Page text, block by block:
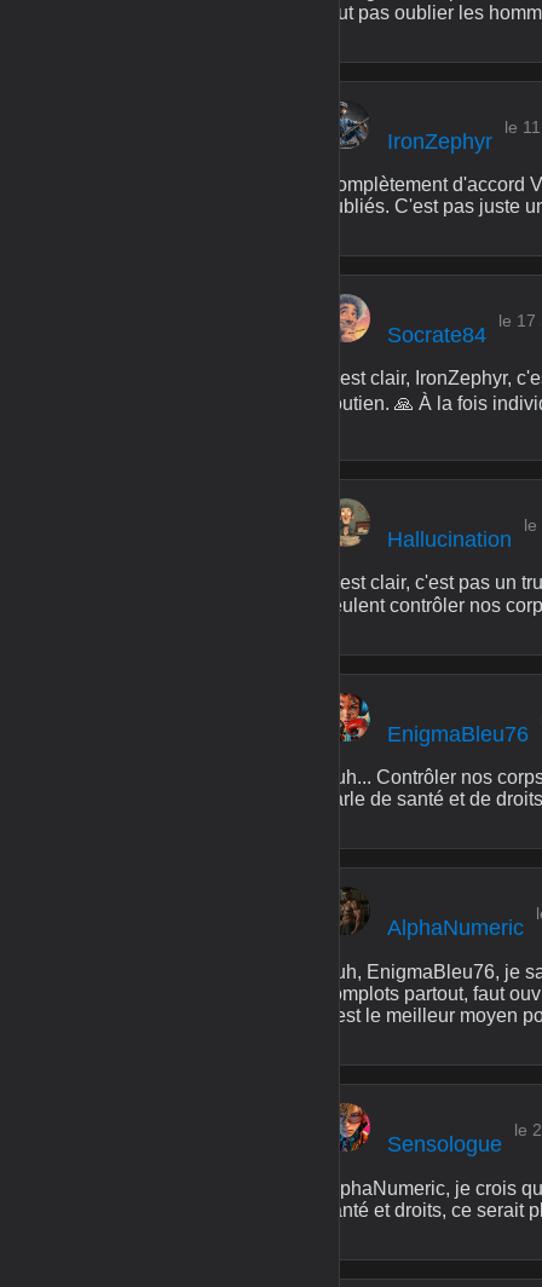
faut pas oublier les
IronZephyr
le
Complètement d'accord
oubliés. C'est pas juste
Socrate84
le 17
C'est clair, IronZephyr,
soutien. 🙏 À la fois
Hallucination
le
C'est clair, c'est pas un
veulent contrôler nos
EnigmaBleu76
Euh... Contrôler nos
parle de santé et de
AlphaNumeric
Euh, EnigmaBleu76, je
complots partout, faut
c'est le meilleur moyen
Sensologue
le
AlphaNumeric, je crois
santé et droits, ce serait